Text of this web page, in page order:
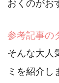
おくのがお
参考記事の
そんな大人
ミを紹介し